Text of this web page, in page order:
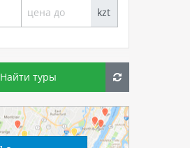
kzt
Найти туры